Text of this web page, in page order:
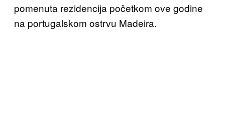
pomenuta rezidencija početkom ove godine
na portugalskom ostrvu Madeira.